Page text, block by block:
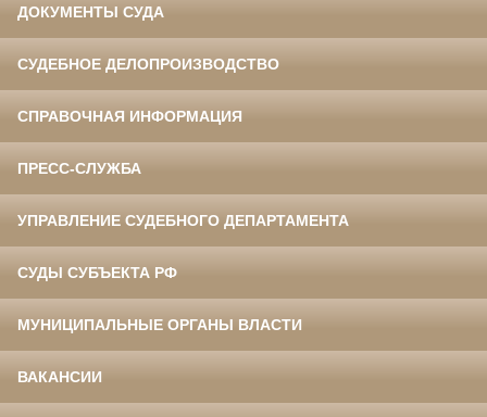
ДОКУМЕНТЫ СУДА
СУДЕБНОЕ ДЕЛОПРОИЗВОДСТВО
СПРАВОЧНАЯ ИНФОРМАЦИЯ
ПРЕСС-СЛУЖБА
УПРАВЛЕНИЕ СУДЕБНОГО ДЕПАРТАМЕНТА
СУДЫ СУБЪЕКТА РФ
МУНИЦИПАЛЬНЫЕ ОРГАНЫ ВЛАСТИ
ВАКАНСИИ